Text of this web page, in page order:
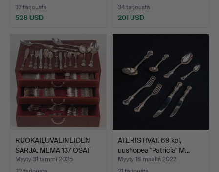
37 tarjousta
528 USD
34 tarjousta
201 USD
RUOKAILUVÄLINEIDEN
SARJA. MEMA 137 OSAT
”P…
Myyty 31 tammi 2025
ATERISTIVÄT. 69 kpl,
uushopea "Patricia" M…
Myyty 18 maalis 2022